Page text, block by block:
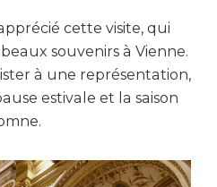
cette visite, qui
souvenirs à Vienne.
à une représentation,
estivale et la saison